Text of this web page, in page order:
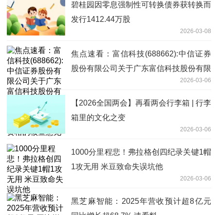
碧桂园因零息强制性可转换债券获转换而
发行1412.44万股
2026-03-08
焦点速看：富信科技(688662):中信证券
股份有限公司关于广东富信科技股份有限
公司股东向特定机构投资者询价转让股份
相关资格的核查意见
2026-03-06
【2026全国两会】再看两会行李箱 | 行李
箱里的文化之变
2026-03-06
1000分里程悲！弗拉格创四纪录关键1帽
1攻无用 米豆致命失误坑他
2026-03-06
黑芝麻智能：2025年营收预计超8亿元